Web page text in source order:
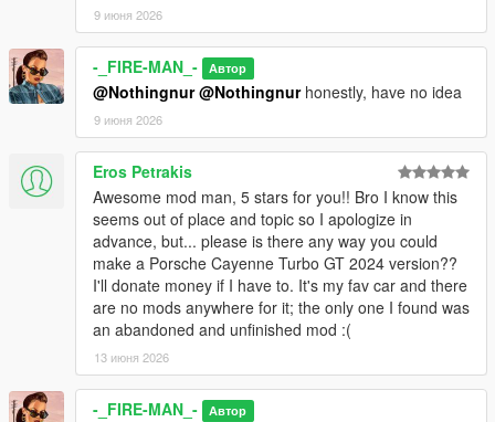
9 июня 2026
-_FIRE-MAN_- Автор
@Nothingnur @Nothingnurhonestly, have no idea
9 июня 2026
Eros Petrakis
Awesome mod man, 5 stars for you!! Bro I know this
seems out of place and topic so I apologize in
advance, but... please is there any way you could
make a Porsche Cayenne Turbo GT 2024 version??
I'll donate money if I have to. It's my fav car and there
are no mods anywhere for it; the only one I found was
an abandoned and unfinished mod :(
13 июня 2026
-_FIRE-MAN_- Автор